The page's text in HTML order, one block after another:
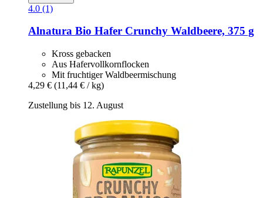
4.0 (1)
Alnatura Bio Hafer Crunchy Waldbeere, 375 g
Kross gebacken
Aus Hafervollkornflocken
Mit fruchtiger Waldbeermischung
4,29 € (11,44 € / kg)
Zustellung bis 12. August